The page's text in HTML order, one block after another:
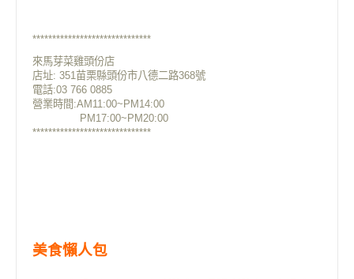
******************************
來馬芽菜雞頭份店
店址: 351苗栗縣頭份市八德二路368號
電話:03 766 0885
營業時間:AM11:00~PM14:00
PM17:00~PM20:00
******************************
美食懶人包